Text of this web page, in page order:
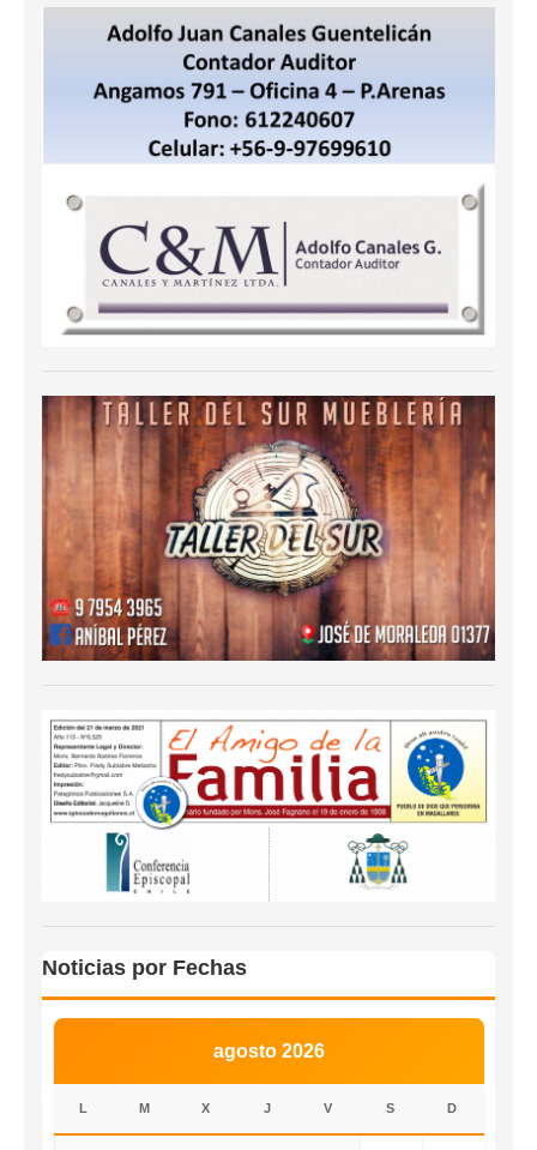
Noticias por Fechas
agosto 2026
L M X J V S D